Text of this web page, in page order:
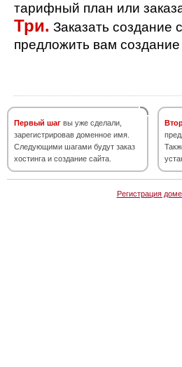
тарифный план или
Три. Заказать
предложить вам
Первый шаг вы уже сделали,
зарегистрировав доменное имя.
Следующими шагами будут заказ
хостинга и создание сайта.
Регистрация